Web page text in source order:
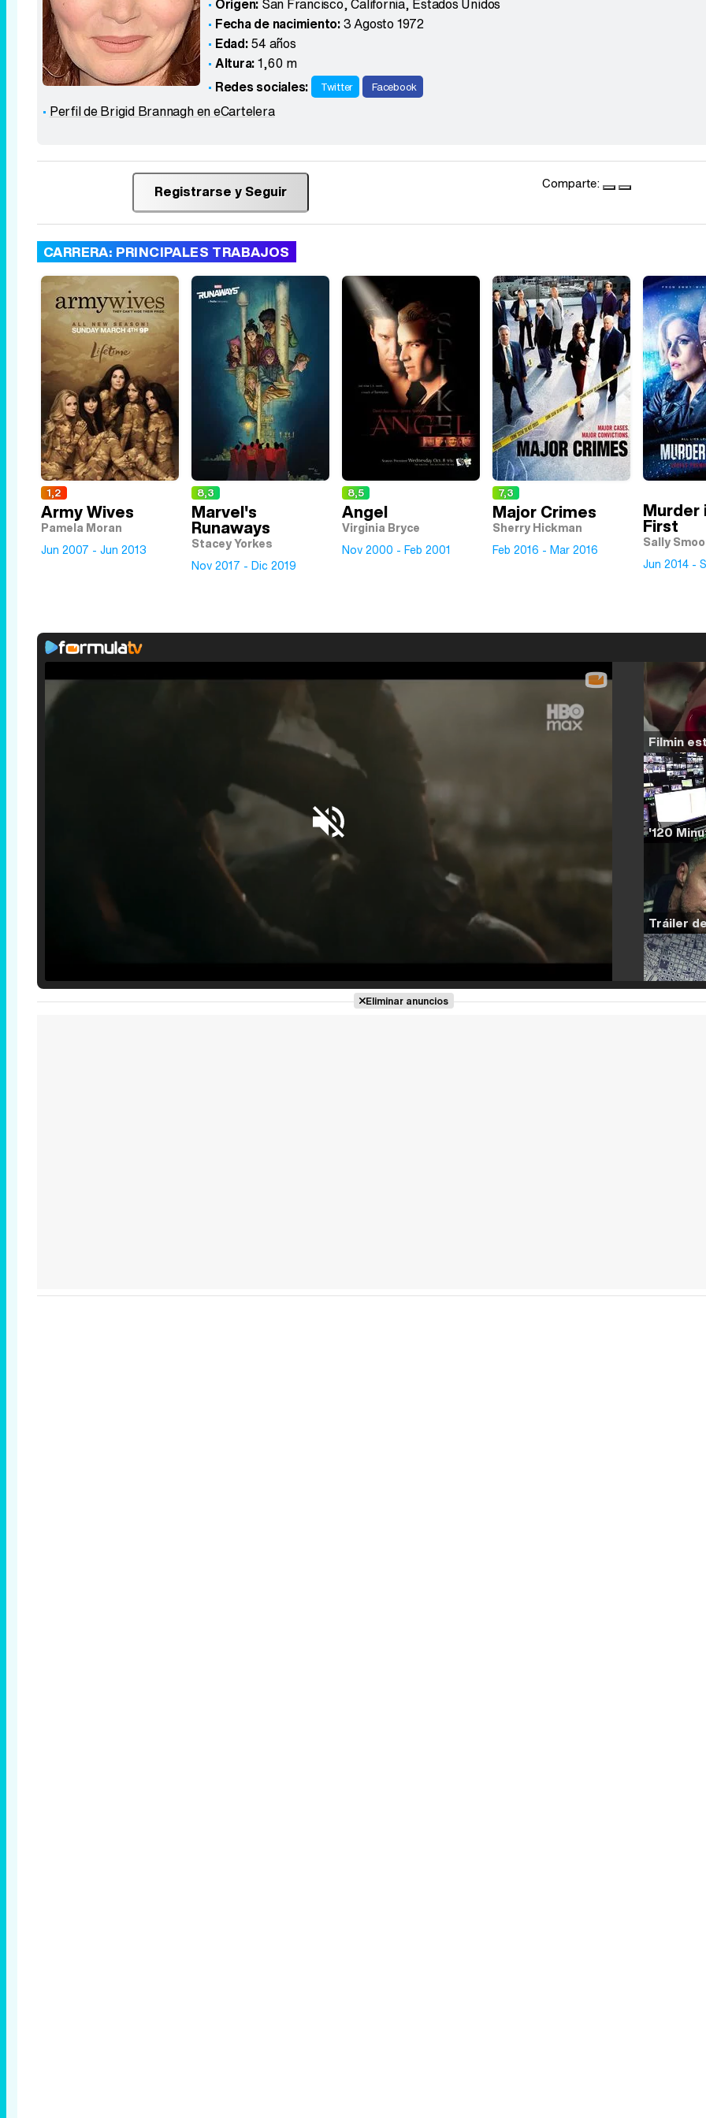
Origen: San Francisco, California, Estados Unidos
Fecha de nacimiento:3 Agosto 1972
Edad:54 años
Altura:1,60 m
Redes sociales:
Twitter Facebook
Perfil de Brigid Brannagh en eCartelera
Comparte:
Registrarse y Seguir
CARRERA: PRINCIPALES TRABAJOS
1,2
Army Wives
Pamela Moran
Jun 2007 - Jun 2013
8,3
Marvel's
Runaways
Stacey Yorkes
Nov 2017 - Dic 2019
8,5
Angel
Virginia Bryce
Nov 2000 - Feb 2001
7,3
Major Crimes
Sherry Hickman
Feb 2016 - Mar 2016
Murder
First
Sally
Jun 2014 -
Eliminar anuncios